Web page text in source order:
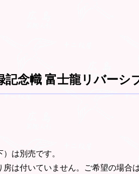
記念幟 富士龍リバーシ
）は別売です。
は付いていません。ご希望の場合